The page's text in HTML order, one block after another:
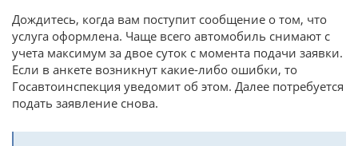
Дождитесь, когда вам поступит сообщение о том, что
услуга оформлена. Чаще всего автомобиль снимают с
учета максимум за двое суток с момента подачи заявки.
Если в анкете возникнут какие-либо ошибки, то
Госавтоинспекция уведомит об этом. Далее потребуется
подать заявление снова.